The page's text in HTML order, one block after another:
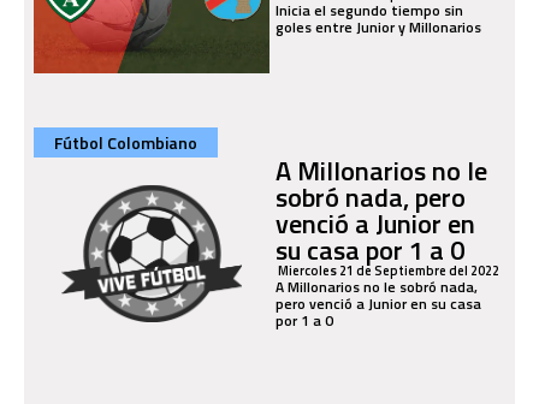
Inicia el segundo tiempo sin
goles entre Junior y Millonarios
Fútbol Colombiano
A Millonarios no le
sobró nada, pero
venció a Junior en
su casa por 1 a 0
Miercoles 21 de Septiembre del 2022
A Millonarios no le sobró nada,
pero venció a Junior en su casa
por 1 a 0